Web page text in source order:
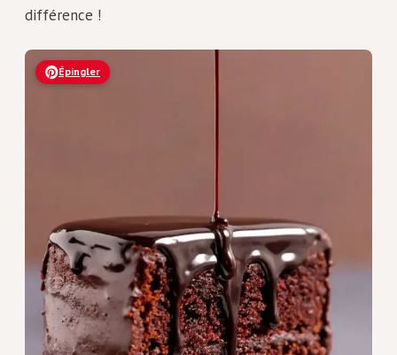
différence !
Épingler